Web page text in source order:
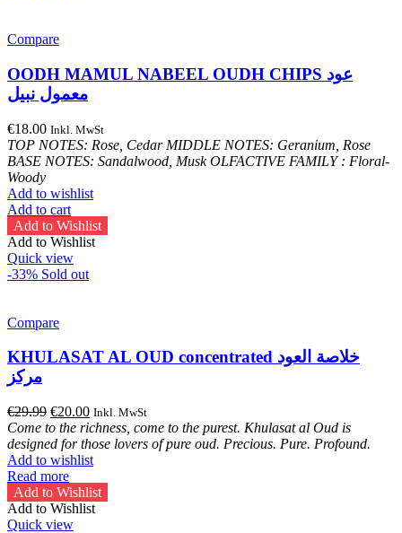
Compare
OODH MAMUL NABEEL OUDH CHIPS عود
معمول نبيل
€18.00 Inkl. MwSt
TOP NOTES: Rose, Cedar MIDDLE NOTES: Geranium, Rose
BASE NOTES: Sandalwood, Musk OLFACTIVE FAMILY : Floral-
Woody
Add to wishlist
Add to cart
Add to Wishlist
Add to Wishlist
Quick view
-33% Sold out
Compare
KHULASAT AL OUD concentrated خلاصة العود
مركز
€29.99 Original
price
was:
€29.99.
€20.00Current
price
is:
€20.00.
Inkl. MwSt
Come to the richness, come to the purest. Khulasat al Oud is
designed for those lovers of pure oud. Precious. Pure. Profound.
Add to wishlist
Read more
Add to Wishlist
Add to Wishlist
Quick view